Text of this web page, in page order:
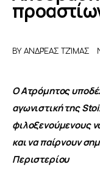
BY ΑΝΔΡΈΑΣ ΤΖΊΜΑΣ
Ο Ατρόμητος
αγωνιστική της
φιλοξενούμενους
και να παίρνουν
Περιστερίου